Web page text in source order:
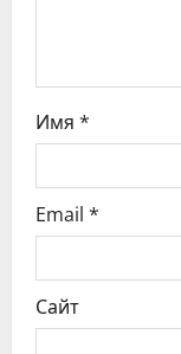
и
с
я
м
Имя *
Email *
Сайт